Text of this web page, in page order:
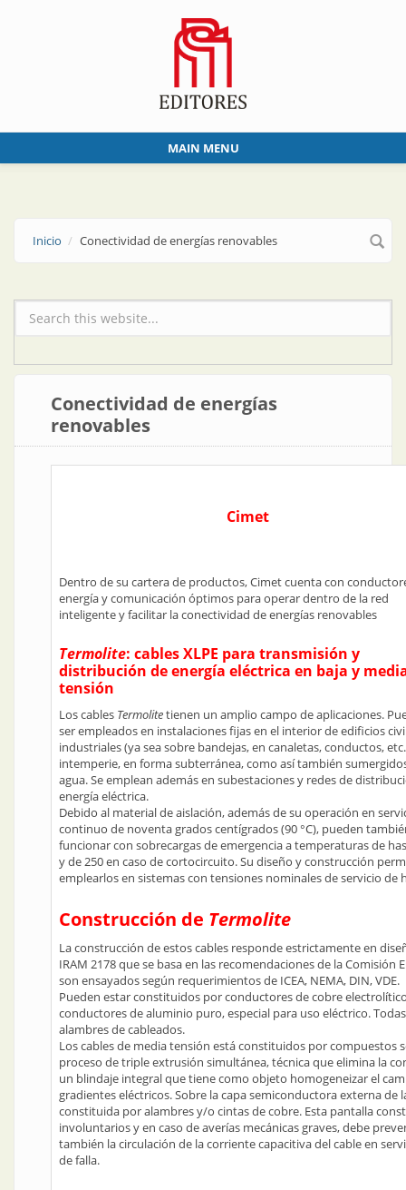
MAIN MENU
Inicio Conectividad de energías renovables
Formulario de búsqueda
Conectividad de energías
renovables
Cimet
Dentro de su cartera de productos, Cimet cuenta con
energía y comunicación óptimos para operar dentro de la red
inteligente y facilitar la conectividad de energías renovables
Termolite: cables XLPE para transmisión y
distribución de energía eléctrica en baja y
tensión
Los cables Termolitetienen un amplio campo de aplicaciones.
ser empleados en instalaciones fijas en el interior de edificios
industriales (ya sea sobre bandejas, en canaletas, conductos,
intemperie, en forma subterránea, como así también
agua. Se emplean además en subestaciones y redes de
energía eléctrica.
Debido al material de aislación, además de su operación en
continuo de noventa grados centígrados (90 °C), pueden
funcionar con sobrecargas de emergencia a temperaturas de
y de 250 en caso de cortocircuito. Su diseño y construcción
emplearlos en sistemas con tensiones nominales de servicio de
Construcción de Termolite
La construcción de estos cables responde estrictamente en
IRAM 2178 que se basa en las recomendaciones de la
son ensayados según requerimientos de ICEA, NEMA, DIN, VDE.
Pueden estar constituidos por conductores de cobre
conductores de aluminio puro, especial para uso eléctrico.
alambres de cableados.
Los cables de media tensión está constituidos por
proceso de triple extrusión simultánea, técnica que elimina la
un blindaje integral que tiene como objeto homogeneizar el
gradientes eléctricos. Sobre la capa semiconductora externa
constituida por alambres y/o cintas de cobre. Esta pantalla
involuntarios y en caso de averías mecánicas graves, debe
también la circulación de la corriente capacitiva del cable en
de falla.